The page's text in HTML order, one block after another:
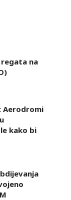
na
Aerodromi
kako bi